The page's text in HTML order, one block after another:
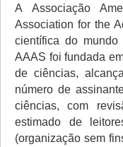
A Associação
Association for the
científica do
AAAS foi fundada
de ciências,
número de
ciências, com
estimado de
(organização sem